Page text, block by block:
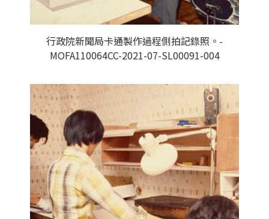
行政院新聞局卡通製作過程側拍記錄照。-
MOFA110064CC-2021-07-SL00091-004